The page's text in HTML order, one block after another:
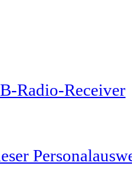
Radio-Receiver